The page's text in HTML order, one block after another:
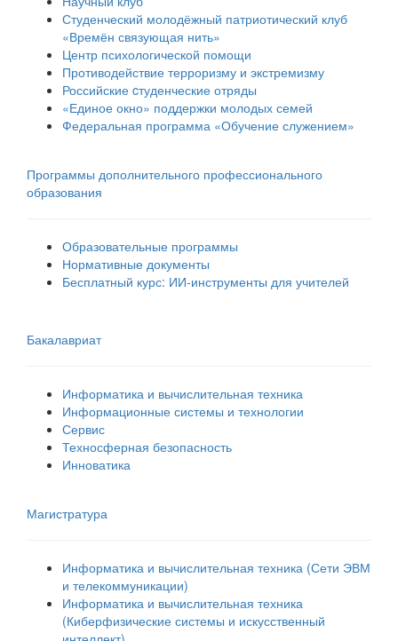
Студенческий молодёжный патриотический клуб
«Времён связующая нить»
Центр психологической помощи
Противодействие терроризму и экстремизму
Российские cтуденческие отряды
«Единое окно» поддержки молодых семей
Федеральная программа «Обучение служением»
Программы дополнительного профессионального
образования
Образовательные программы
Нормативные документы
Бесплатный курс: ИИ‑инструменты для учителей
Бакалавриат
Информатика и вычислительная техника
Информационные системы и технологии
Сервис
Техносферная безопасность
Инноватика
Магистратура
Информатика и вычислительная техника (Сети ЭВМ
и телекоммуникации)
Информатика и вычислительная техника
(Киберфизические системы и искусственный